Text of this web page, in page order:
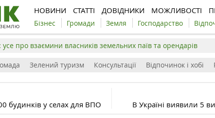
НОВИНИ СТАТТІ ДОВІДНИКИ МОЖЛИВОСТІ
Бізнес Громади Земля Господарство
про взаємини власників земельних паїв та орендарів
Зелений туризм Консультації Відпочинок і хобі
будинків у селах для ВПО В Україні виявили 5